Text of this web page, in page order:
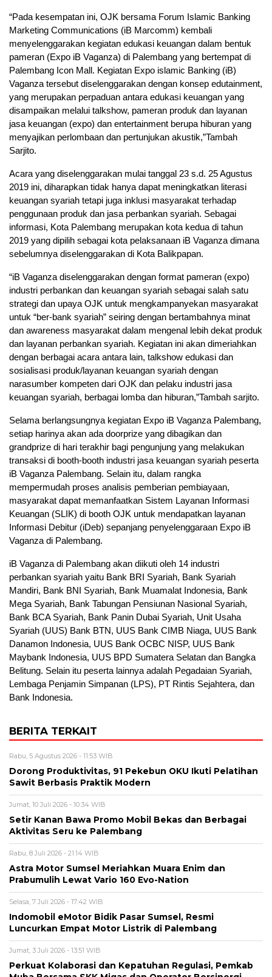
“Pada kesempatan ini, OJK bersama Forum Islamic Banking
Marketing Communications (iB Marcomm) kembali
menyelenggarakan kegiatan edukasi keuangan dalam bentuk
pameran (Expo iB Vaganza) di Palembang yang bertempat di
Palembang Icon Mall. Kegiatan Expo islamic Banking (iB)
Vaganza tersebut diselenggarakan dengan konsep edutainment,
yang merupakan perpaduan antara edukasi keuangan yang
disampaikan melalui talkshow, pameran produk dan layanan
jasa keuangan (expo) dan entertainment berupa hiburan yang
menyajikan perlombaan dan pertunjukan akustik,”Tambah
Sarjito.
Acara yang diselenggarakan mulai tanggal 23 s.d. 25 Agustus
2019 ini, diharapkan tidak hanya dapat meningkatkan literasi
keuangan syariah tetapi juga inklusi masyarakat terhadap
penggunaan produk dan jasa perbankan syariah. Sebagai
informasi, Kota Palembang merupakan kota kedua di tahun
2019 yang dipilih sebagai kota pelaksanaan iB Vaganza dimana
sebelumnya diselenggarakan di Kota Balikpapan.
“iB Vaganza diselenggarakan dengan format pameran (expo)
industri perbankan dan keuangan syariah sebagai salah satu
strategi dan upaya OJK untuk mengkampanyekan masyarakat
untuk “ber-bank syariah” seiring dengan bertambahnya minat
dan awareness masyarakat dalam mengenal lebih dekat produk
dan layanan perbankan syariah. Kegiatan ini akan dimeriahkan
dengan berbagai acara antara lain, talkshow edukasi dan
sosialisasi produk/layanan keuangan syariah dengan
narasumber kompeten dari OJK dan pelaku industri jasa
keuangan syariah, berbagai lomba dan hiburan,”Tambah sarjito.
Selama berlangsungnya kegiatan Expo iB Vaganza Palembang,
setiap harinya akan ada doorprize yang dibagikan dan
grandprize di hari terakhir bagi pengunjung yang melakukan
transaksi di booth-booth industri jasa keuangan syariah peserta
iB Vaganza Palembang. Selain itu, dalam rangka
mempermudah proses analisis pemberian pembiayaan,
masyarakat dapat memanfaatkan Sistem Layanan Informasi
Keuangan (SLIK) di booth OJK untuk mendapatkan layanan
Informasi Debitur (iDeb) sepanjang penyelenggaraan Expo iB
Vaganza di Palembang.
iB Vaganza di Palembang akan diikuti oleh 14 industri
perbankan syariah yaitu Bank BRI Syariah, Bank Syariah
Mandiri, Bank BNI Syariah, Bank Muamalat Indonesia, Bank
Mega Syariah, Bank Tabungan Pensiunan Nasional Syariah,
Bank BCA Syariah, Bank Panin Dubai Syariah, Unit Usaha
Syariah (UUS) Bank BTN, UUS Bank CIMB Niaga, UUS Bank
Danamon Indonesia, UUS Bank OCBC NISP, UUS Bank
Maybank Indonesia, UUS BPD Sumatera Selatan dan Bangka
Belitung. Selain itu peserta lainnya adalah Pegadaian Syariah,
Lembaga Penjamin Simpanan (LPS), PT Rintis Sejahtera, dan
Bank Indonesia.
BERITA TERKAIT
Rabu, 5 Agustus 2026 - 11:53 WIB
Dorong Produktivitas, 91 Pekebun OKU Ikuti Pelatihan
Sawit Berbasis Praktik Modern
Jumat, 10 Juli 2026 - 10:34 WIB
Setir Kanan Bawa Promo Mobil Bekas dan Berbagai
Aktivitas Seru ke Palembang
Rabu, 8 Juli 2026 - 21:14 WIB
Astra Motor Sumsel Meriahkan Muara Enim dan
Prabumulih Lewat Vario 160 Evo-Nation
Selasa, 7 Juli 2026 - 17:42 WIB
Indomobil eMotor Bidik Pasar Sumsel, Resmi
Luncurkan Empat Motor Listrik di Palembang
Jumat, 3 Juli 2026 - 13:51 WIB
Perkuat Kolaborasi dan Kepatuhan Regulasi, Pemkab